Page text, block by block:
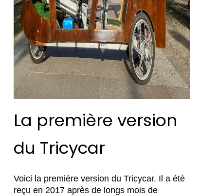
La première version
du Tricycar
Voici la première version du Tricycar. Il a été
reçu en 2017 après de longs mois de